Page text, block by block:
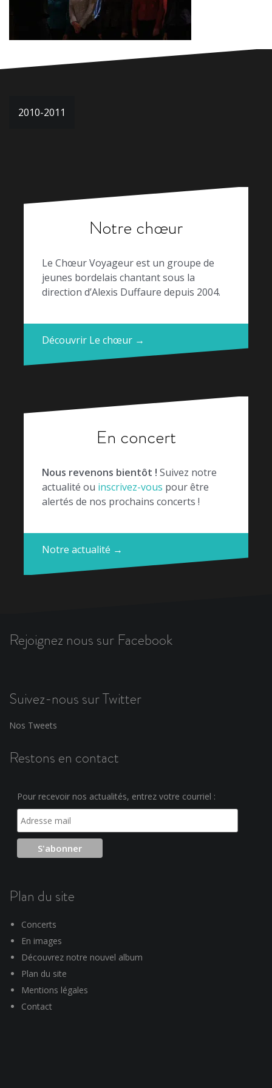
Navigation
2010-2011
Notre chœur
Le Chœur Voyageur est un groupe de
jeunes bordelais chantant sous la
direction d’Alexis Duffaure depuis 2004.
Découvrir Le chœur →
En concert
Nous revenons bientôt ! Suivez notre
actualité ou inscrivez-vous pour être
alertés de nos prochains concerts !
Notre actualité →
Rejoignez nous sur Facebook
Suivez-nous sur Twitter
Nos Tweets
Restons en contact
Pour recevoir nos actualités, entrez votre courriel :
Plan du site
Concerts
En images
Découvrez notre nouvel album
Plan du site
Mentions légales
Contact